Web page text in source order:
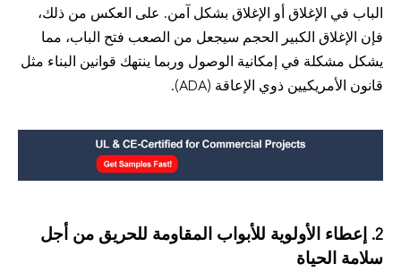
الباب في الإغلاق أو الإغلاق بشكل آمن. على العكس من ذلك،
فإن الإغلاق الكبير الحجم سيجعل من الصعب فتح الباب، مما
يشكل مشكلة في إمكانية الوصول وربما ينتهك قوانين البناء مثل
قانون الأمريكيين ذوي الإعاقة (ADA).
2. إعطاء الأولوية للأبواب المقاومة للحريق من أجل
سلامة الحياة